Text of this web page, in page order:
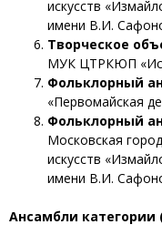
искусств
имени В.И.
Творческое
МУК ЦТРКЮП
Фольклорный
«Первомайская
Фольклорный
Московская
искусств
имени В.И.
Ансамбли категории